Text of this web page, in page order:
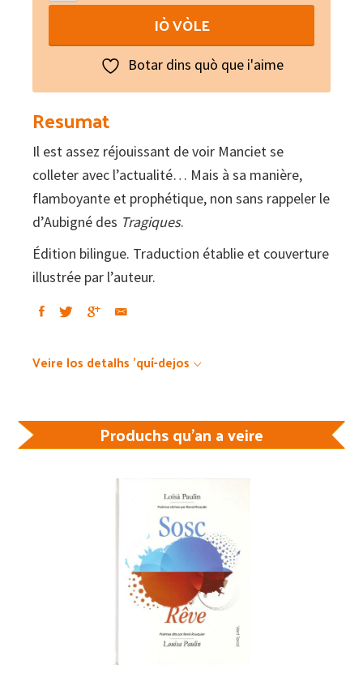
còishe
l'enfant
de
Bassora
quantity
IÒ VÒLE
Botar dins quò que i'aime
Resumat
Il est assez réjouissant de voir Manciet se
colleter avec l’actualité… Mais à sa manière,
flamboyante et prophétique, non sans rappeler le
d’Aubigné des Tragiques.
Édition bilingue. Traduction établie et couverture
illustrée par l’auteur.
Veire los detalhs 'quí-dejos
Produchs qu'an a veire